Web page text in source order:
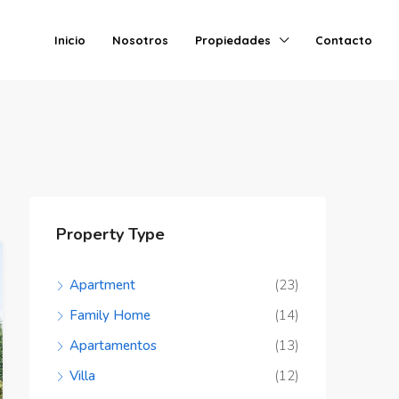
Inicio Nosotros Propiedades Contacto
Property Type
Apartment
(23)
Family Home
(14)
Apartamentos
(13)
Villa
(12)